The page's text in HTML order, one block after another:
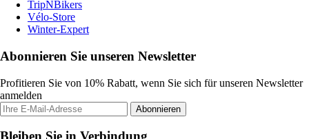
TripNBikers
Vélo-Store
Winter-Expert
Abonnieren Sie unseren Newsletter
Profitieren Sie von 10% Rabatt, wenn Sie sich für unseren Newsletter
anmelden
Abonnieren
Bleiben Sie in Verbindung